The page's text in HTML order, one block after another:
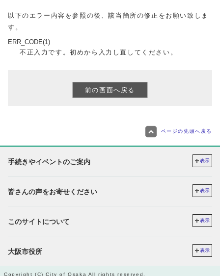
以下のエラー内容を参照の後、該当箇所の修正をお願い致しま
す。
ERR_CODE(1)
不正入力です。初めから入力し直してください。
ページの先頭へ戻る
手続きやイベントのご案内 表示
皆さんの声をお寄せください 表示
このサイトについて 表示
大阪市役所 表示
Copyright (C) City of Osaka All rights reserved.